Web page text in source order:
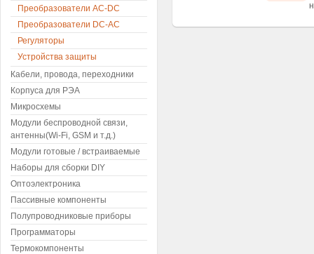
Преобразователи AC-DC
Преобразователи DC-AC
Регуляторы
Устройства защиты
Кабели, провода, переходники
Корпуса для РЭА
Микросхемы
Модули беспроводной связи,
антенны(Wi-Fi, GSM и т.д.)
Модули готовые / встраиваемые
Наборы для сборки DIY
Оптоэлектроника
Пассивные компоненты
Полупроводниковые приборы
Программаторы
Термокомпоненты